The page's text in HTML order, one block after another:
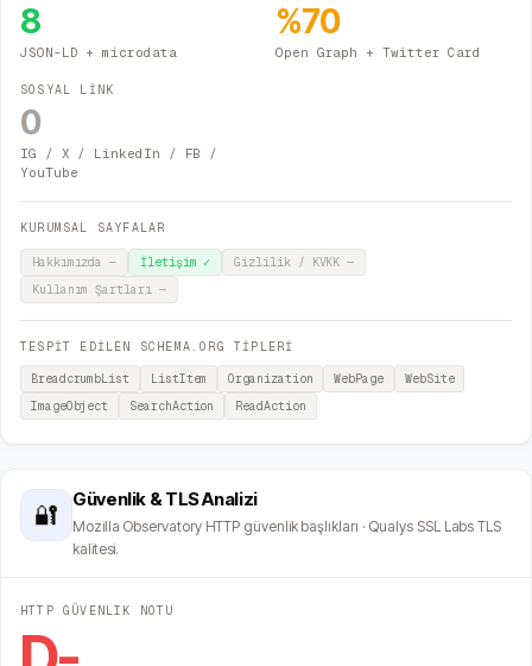
8
JSON-LD + microdata
%70
Open Graph + Twitter Card
SOSYAL LİNK
0
IG / X / LinkedIn / FB /
YouTube
KURUMSAL SAYFALAR
Hakkımızda — İletişim ✓ Gizlilik / KVKK —
Kullanım Şartları —
TESPİT EDİLEN SCHEMA.ORG TİPLERİ
BreadcrumbList ListItem Organization WebPage
WebSite
ImageObject
SearchAction ReadAction
🔐
Güvenlik & TLS Analizi
Mozilla Observatory HTTP güvenlik başlıkları · Qualys SSL Labs TLS
kalitesi.
HTTP GÜVENLIK NOTU